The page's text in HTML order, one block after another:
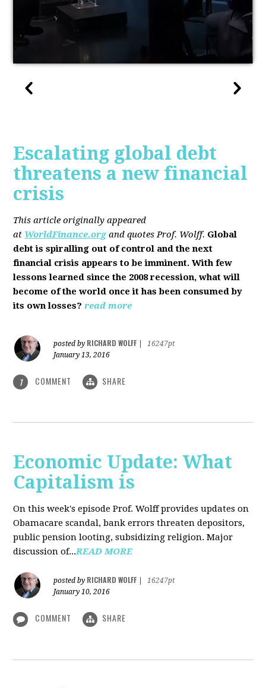
Escalating global debt
threatens a new financial
crisis
This article originally appeared
at WorldFinance.organd quotes Prof. Wolff. Global
debt is spiralling out of control and the next
financial crisis appears to be imminent. With few
lessons learned since the 2008 recession, what will
become of the world once it has been consumed by
its own losses? read more
posted by RICHARD WOLFF
16247pt
January 13, 2016
1 COMMENT SHARE
Economic Update: What
Capitalism is
On this week's episode Prof. Wolff provides updates on
Obamacare scandal, bank errors threaten depositors,
public pension looting, subsidizing religion. Major
discussion of...READ MORE
posted by RICHARD WOLFF
16247pt
January 10, 2016
COMMENT SHARE